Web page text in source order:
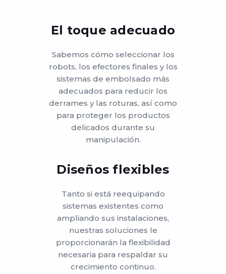
El toque adecuado
Sabemos cómo seleccionar los
robots, los efectores finales y los
sistemas de embolsado más
adecuados para reducir los
derrames y las roturas, así como
para proteger los productos
delicados durante su
manipulación.
Diseños flexibles
Tanto si está reequipando
sistemas existentes como
ampliando sus instalaciones,
nuestras soluciones le
proporcionarán la flexibilidad
necesaria para respaldar su
crecimiento continuo.